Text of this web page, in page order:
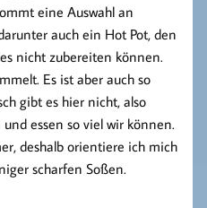
eine Auswahl an
auch ein Hot Pot, den
nicht zubereiten können.
Es ist aber auch so
gibt es hier nicht, also
essen so viel wir können.
deshalb orientiere ich mich
scharfen Soßen.